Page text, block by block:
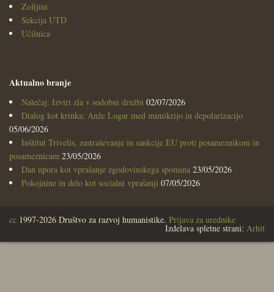
Zofijini
Sekcija UTD
Učilnica
Aktualno branje
Natečaj: Izviri zla v sodobni družbi 02/07/2026
Dialog kot krinka: Anže Logar med mimikrijo in depolarizacijo
05/06/2026
Inštitut Trivelis, zastraševanje in sankcije EU proti posameznikom in
posameznicam 23/05/2026
Dan upora kot vprašanje zgodovinskega spomina 23/05/2026
Pokojnine in delo kot socialni vprašanji 07/05/2026
cc 1997-2026 Društvo za razvoj humanistike. Prijava za urednike
Izdelava spletne strani: Arhit